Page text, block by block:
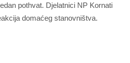
pothvat. Djelatnici NP Kornati
domaćeg stanovništva.